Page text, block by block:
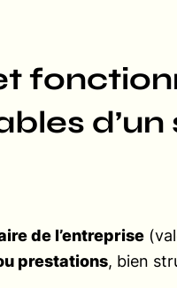
de l’entreprise
prestations, bien